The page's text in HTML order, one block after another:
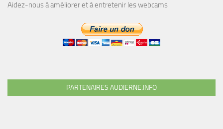
Aidez-nous à améliorer et à entretenir les webcams
PARTENAIRES AUDIERNE.INFO